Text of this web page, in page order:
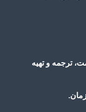
ترجمه و تهیه